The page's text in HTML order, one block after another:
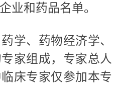
业和药品名单。
学、药物经济学、
家组成，专家总人
床专家仅参加本专